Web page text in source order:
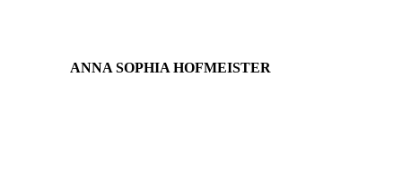
ANNA SOPHIA HOFMEISTER